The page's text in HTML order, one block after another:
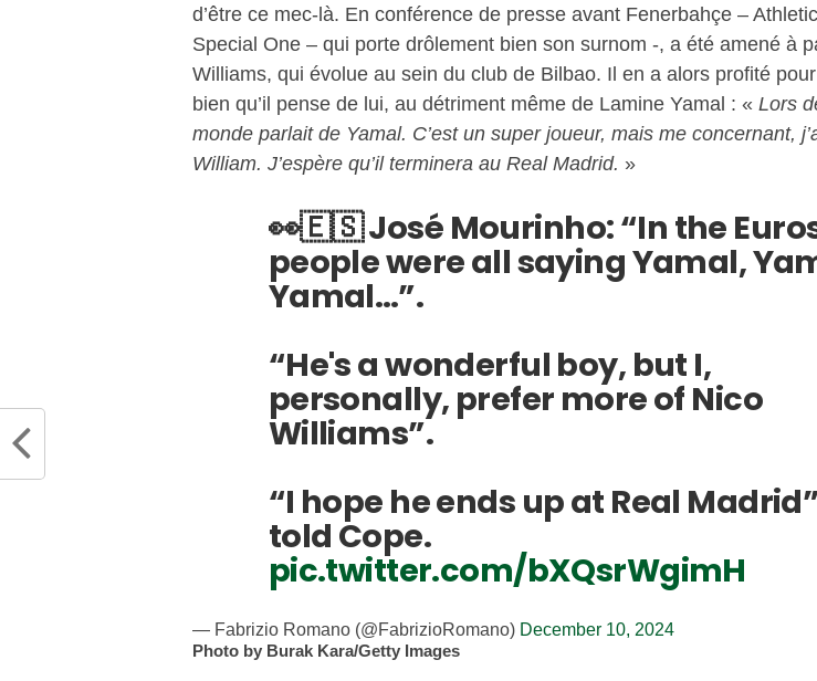
d’être ce mec-là. En conférence de presse avant Fenerbahçe –
Special One – qui porte drôlement bien son surnom -, a été amené à
Williams, qui évolue au sein du club de Bilbao. Il en a alors profité
bien qu’il pense de lui, au détriment même de Lamine Yamal : « Lors
monde parlait de Yamal. C’est un super joueur, mais me concernant,
William. J’espère qu’il terminera au Real Madrid. »
👀🇪🇸 José Mourinho: “In the
people were all saying Yamal,
Yamal…”.
“He's a wonderful boy, but I,
personally, prefer more of Nico
Williams”.
“I hope he ends up at Real
told Cope.
pic.twitter.com/bXQsrWgimH
— Fabrizio Romano (@FabrizioRomano) December 10, 2024
Photo by Burak Kara/Getty Images